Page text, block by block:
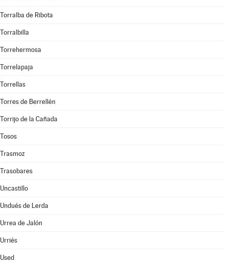
Torralba de Ribota
Torralbilla
Torrehermosa
Torrelapaja
Torrellas
Torres de Berrellén
Torrijo de la Cañada
Tosos
Trasmoz
Trasobares
Uncastillo
Undués de Lerda
Urrea de Jalón
Urriés
Used